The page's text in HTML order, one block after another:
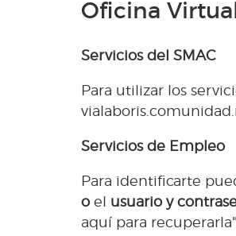
Oficina
Servicios del SMAC
Para utilizar los
Servicios de Empleo
Para identificarte
o el usuario y
aquí para